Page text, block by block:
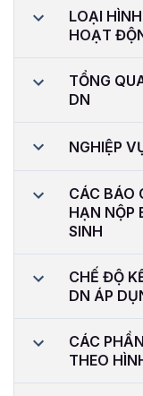
LOẠI
HOẠT
TỔNG
DN
NGHIỆP
CÁC BÁO
HẠN NỘP
SINH
CHẾ ĐỘ
DN ÁP
CÁC
THEO